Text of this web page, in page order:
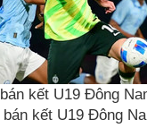
kết U19 Đông
kết U19 Đông